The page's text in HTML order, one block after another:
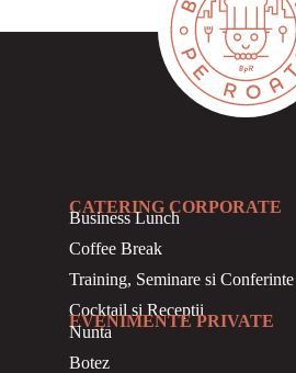
CATERING CORPORATE
BusinessLunch
Coffee Break
Training, Seminare si Conferinte
Cocktail si Receptii
EVENIMENTE PRIVATE
Nunta
Botez